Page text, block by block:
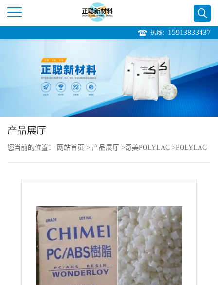
公
热线： 15913833437
产品展厅
您当前的位置： 网站首页 > 产品展厅 >奇美POLYLAC >POLYLAC